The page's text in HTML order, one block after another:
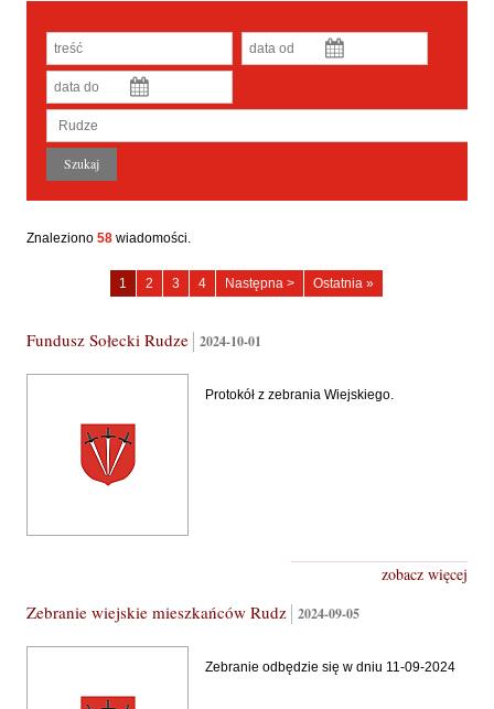
Znaleziono58 wiadomości.
Rudze
-
1
Rudze
-
2
Rudze
-
3
Rudze
-
4 Następna > Ostatnia »
Fundusz Sołecki Rudze 2024-10-01
Protokół z zebrania Wiejskiego.
zobacz więcej
Zebranie wiejskie mieszkańców Rudz 2024-09-05
Zebranie odbędzie się w dniu 11-09-2024